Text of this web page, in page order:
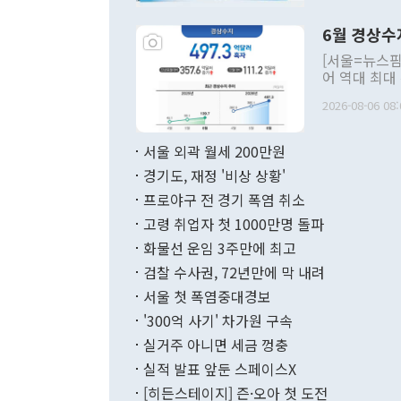
주의적 희망
관의 대북
관 부처 장
관의 무리한
다. [정동영 통일부 장관이 지난달 23일 오후 서울 종로구 정부서울청사에
무너졌다고
함께 4자 대
"우리의 선
6월 경상
[서울=뉴스
어 역대 최
료=한국은행] 한국은행이 6일 발표한 '2026년 6월 국제수지(잠정)'
며 월간 기
196.9% 급
수출은
기록했지만
2026-08-06
서울 외곽 월세 200만원
경기도, 재정 '비상 상황'
프로야구 전 경기 폭염 취소
고령 취업자 첫 1000만명 돌파
화물선 운임 3주만에 최고
검찰 수사권, 72년만에 막 내려
서울 첫 폭염중대경보
'300억 사기' 차가원 구속
실거주 아니면 세금 껑충
실적 발표 앞둔 스페이스X
[히든스테이지] 즌·오아 첫 도전